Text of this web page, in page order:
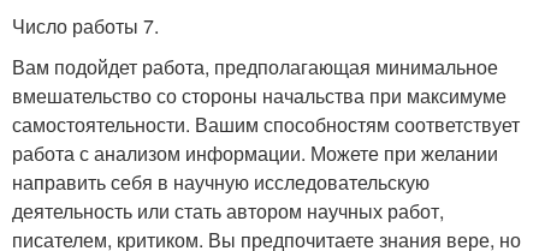
Число работы 7.
Вам подойдет работа, предполагающая минимальное
вмешательство со стороны начальства при максимуме
самостоятельности. Вашим способностям соответствует
работа с анализом информации. Можете при желании
направить себя в научную исследовательскую
деятельность или стать автором научных работ,
писателем, критиком. Вы предпочитаете знания вере, но